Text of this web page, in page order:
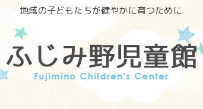
地域の子どもたちが健やかに育つために